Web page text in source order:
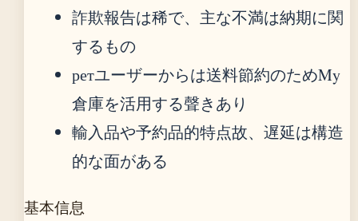
詐欺報告は稀で、主な不満は納期に関
するもの
ретユーザーからは送料節約のためMy
倉庫を活用する聲きあり
輸入品や予約品的特点故、遅延は構造
的な面がある
基本信息